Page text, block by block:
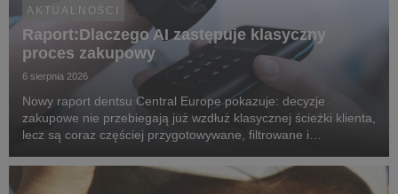
AKTUALNOŚCI
Raport:Dlaczego AI zastępuje klasyczny
proces zakupowy
6 sierpnia 2026
Nowy raport dentsu Central Europe pokazuje: decyzje
zakupowe nie przebiegają już wzdłuż klasycznej ścieżki klienta,
lecz są coraz częściej przygotowywane, filtrowane i
inteligencji.